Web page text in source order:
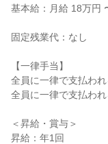
基本給：月給 18万円
固定残業代：なし
【一律手当】
全員に一律で支払わ
全員に一律で支払わ
＜昇給・賞与＞
昇給：年1回